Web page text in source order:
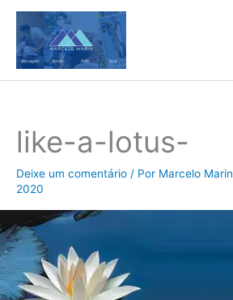
para
conteúdo
like-a-lotus-
Deixe um comentário / Por Marcelo Marin
2020